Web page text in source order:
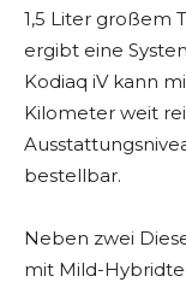
1,5 Liter großem
ergibt eine
Kodiaq iV kann
Kilometer weit
bestellbar.
Neben zwei
mit Mild-